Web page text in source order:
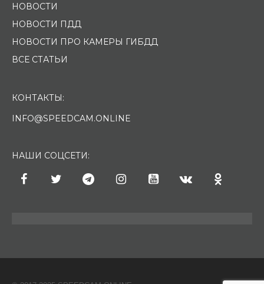
НОВОСТИ
НОВОСТИ ПДД
НОВОСТИ ПРО КАМЕРЫ ГИБДД
ВСЕ СТАТЬИ
КОНТАКТЫ:
INFO@SPEEDCAM.ONLINE
НАШИ СОЦСЕТИ: